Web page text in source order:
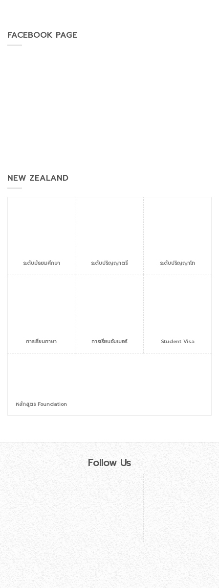
FACEBOOK PAGE
NEW ZEALAND
ระดับมัธยมศึกษา ระดับปริญญาตรี ระดับปริญญาโท
การเรียนภาษา การเรียนซัมเมอร์ Student Visa
หลักสูตร Foundation
Follow Us